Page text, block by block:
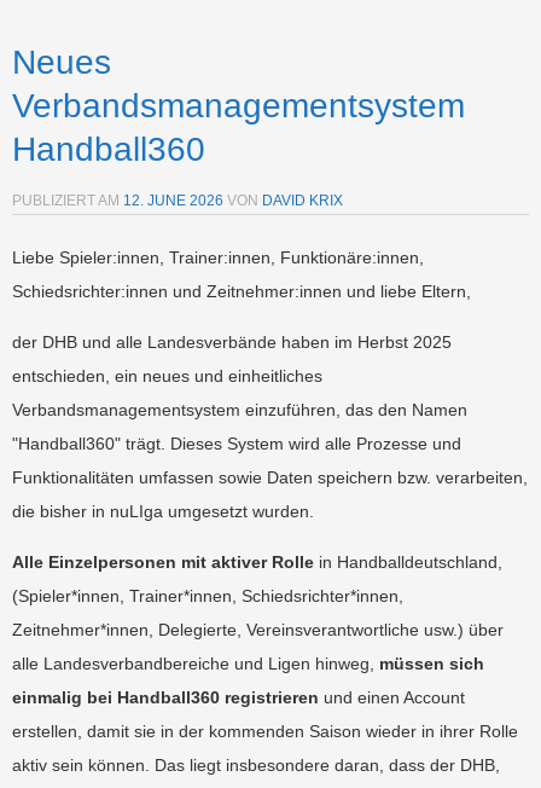
Neues
Verbandsmanagementsystem
Handball360
PUBLIZIERT AM 12. JUNE 2026 VON DAVID KRIX
Liebe Spieler:innen, Trainer:innen, Funktionäre:innen,
Schiedsrichter:innen und Zeitnehmer:innen und liebe Eltern,
der DHB und alle Landesverbände haben im Herbst 2025
entschieden, ein neues und einheitliches
Verbandsmanagementsystem einzuführen, das den Namen
"Handball360" trägt. Dieses System wird alle Prozesse und
Funktionalitäten umfassen sowie Daten speichern bzw. verarbeiten,
die bisher in nuLIga umgesetzt wurden.
Alle Einzelpersonen mit aktiver Rolle in Handballdeutschland,
(Spieler*innen, Trainer*innen, Schiedsrichter*innen,
Zeitnehmer*innen, Delegierte, Vereinsverantwortliche usw.) über
alle Landesverbandbereiche und Ligen hinweg, müssen sich
einmalig bei Handball360 registrieren und einen Account
erstellen, damit sie in der kommenden Saison wieder in ihrer Rolle
aktiv sein können. Das liegt insbesondere daran, dass der DHB,